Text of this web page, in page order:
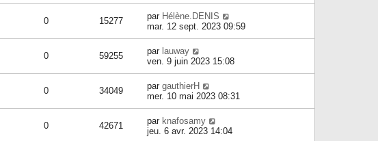
0 15277 par Hélène.DENIS
mar. 12 sept. 2023 09:59
0 59255 par lauway
ven. 9 juin 2023 15:08
0 34049 par gauthierH
mer. 10 mai 2023 08:31
0 42671 par knafosamy
jeu. 6 avr. 2023 14:04